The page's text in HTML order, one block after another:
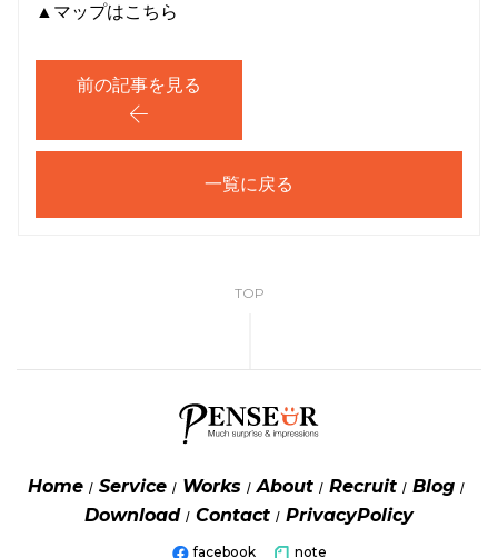
▲マップはこちら
前の記事を見る
一覧に戻る
TOP
Home Service Works About Recruit
Blog
Download
Contact PrivacyPolicy
facebook note